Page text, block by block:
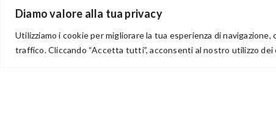
Diamo valore alla tua privacy
Utilizziamo i cookie per migliorare la tua esperienza di
traffico. Cliccando “Accetta tutti”, acconsenti al nostro utilizzo dei